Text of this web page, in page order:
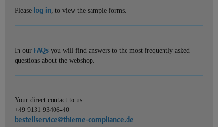
Please log in, to view the sample forms.
In our FAQs you will find answers to the most frequently asked
questions about the webshop.
Your direct contact to us:
+49 9131 93406-40
bestellservice@thieme-compliance.de